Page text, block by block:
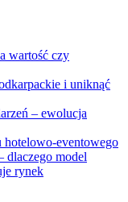
wartość czy
i uniknąć
– ewolucja
hotelowo-eventowego
dlaczego model
rynek